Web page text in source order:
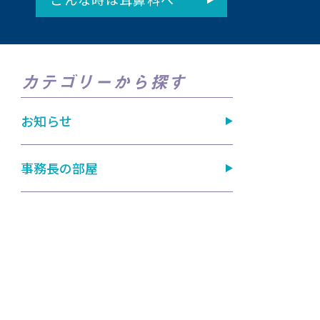
カテゴリーから探す
お知らせ
事務長の部屋